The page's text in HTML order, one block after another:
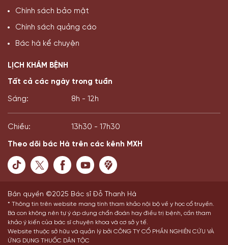
Chính sách bảo mật
Chính sách quảng cáo
Bác hà kể chuyện
LỊCH KHÁM BỆNH
Tất cả các ngày trong tuần
Sáng: 8h - 12h
Chiều: 13h30 - 17h30
Theo dõi bác Hà trên các kênh MXH
Bản quyền ©2025 Bác sĩ Đỗ Thanh Hà
* Thông tin trên website mang tính tham khảo nội bộ về y học cổ truyền.
Bà con không nên tự ý áp dụng chẩn đoán hay điều trị bệnh, cần tham
khảo ý kiến của bác sĩ chuyên khoa và cơ sở y tế.
Website thuộc sở hữu và quản lý bởi CÔNG TY CỔ PHẦN NGHIÊN CỨU VÀ
ỨNG DỤNG THUỐC DÂN TỘC